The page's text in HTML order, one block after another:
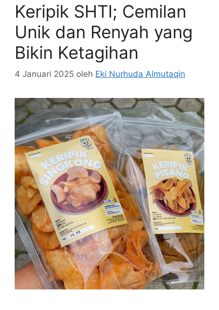
Keripik SHTI; Cemilan
Unik dan Renyah yang
Bikin Ketagihan
4 Januari 2025 oleh Eki Nurhuda Almutaqin